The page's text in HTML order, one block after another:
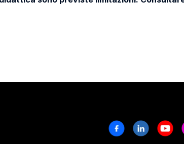
FacebookLinkedin